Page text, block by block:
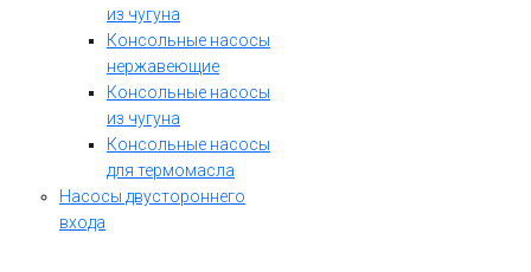
из чугуна
Консольные насосы
нержавеющие
Консольные насосы
из чугуна
Консольные насосы
для термомасла
Насосы двустороннего
входа